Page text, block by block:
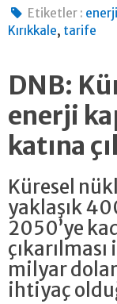
Etiketler : enerji
Kırıkkale, tarife
DNB:
enerji
katına
Küresel
yaklaşık
2050’ye
milyar
ihtiyaç